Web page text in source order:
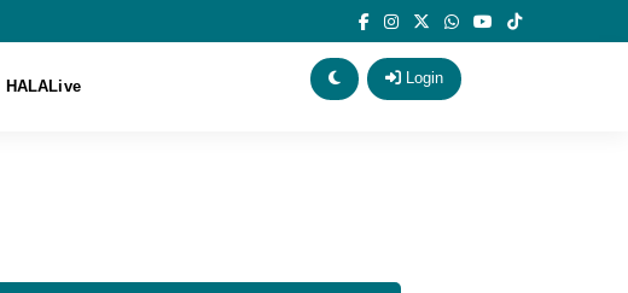
HALALive
Login